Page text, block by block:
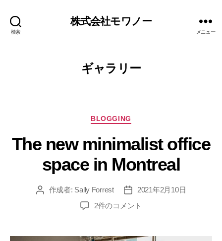
検索
株式会社モワノー
メニュー
ギャラリー
BLOGGING
The new minimalist office
space in Montreal
作成者: Sally Forrest
2021年2月10日
2件のコメント